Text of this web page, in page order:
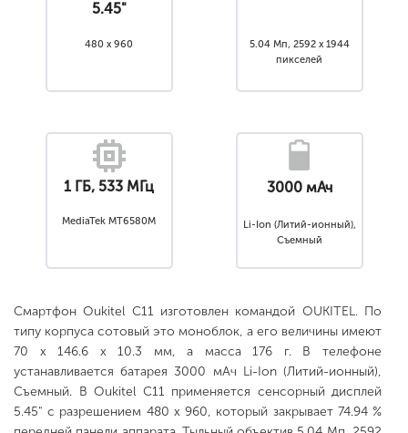
5.45"
480 x 960
5.04 Мп, 2592 x 1944
пикселей
1 ГБ, 533 МГц
MediaTek MT6580M
3000 мАч
Li-Ion (Литий-ионный),
Съемный
Смартфон Oukitel C11 изготовлен командой OUKITEL. По
типу корпуса сотовый это моноблок, а его величины имеют
70 x 146.6 x 10.3 мм, а масса 176 г. В телефоне
устанавливается батарея 3000 мАч Li-Ion (Литий-ионный),
Съемный. В Oukitel C11 применяется сенсорный дисплей
5.45" с разрешением 480 x 960, который закрывает 74.94 %